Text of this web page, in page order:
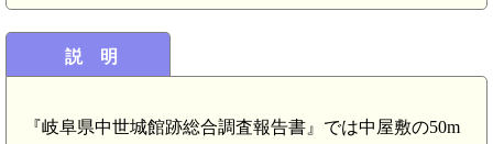
説 明
『岐阜県中世城館跡総合調査報告書』では中屋敷の50m